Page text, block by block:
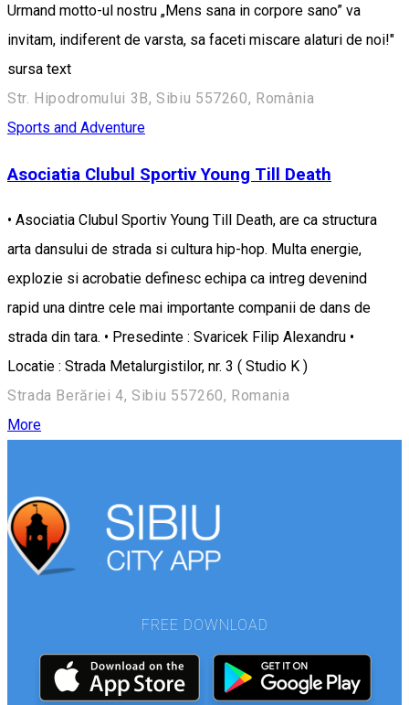
Urmand motto-ul nostru „Mens sana in corpore sano” va
invitam, indiferent de varsta, sa faceti miscare alaturi de noi!"
sursa text
Str. Hipodromului 3B, Sibiu 557260, România
Sports and Adventure
Asociatia Clubul Sportiv Young Till Death
• Asociatia Clubul Sportiv Young Till Death, are ca structura
arta dansului de strada si cultura hip-hop. Multa energie,
explozie si acrobatie definesc echipa ca intreg devenind
rapid una dintre cele mai importante companii de dans de
strada din tara. • Presedinte : Svaricek Filip Alexandru •
Locatie : Strada Metalurgistilor, nr. 3 ( Studio K )
Strada Berăriei 4, Sibiu 557260, Romania
More
FREE DOWNLOAD